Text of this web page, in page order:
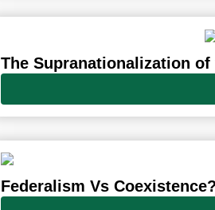
The Supranationalization
Federalism Vs